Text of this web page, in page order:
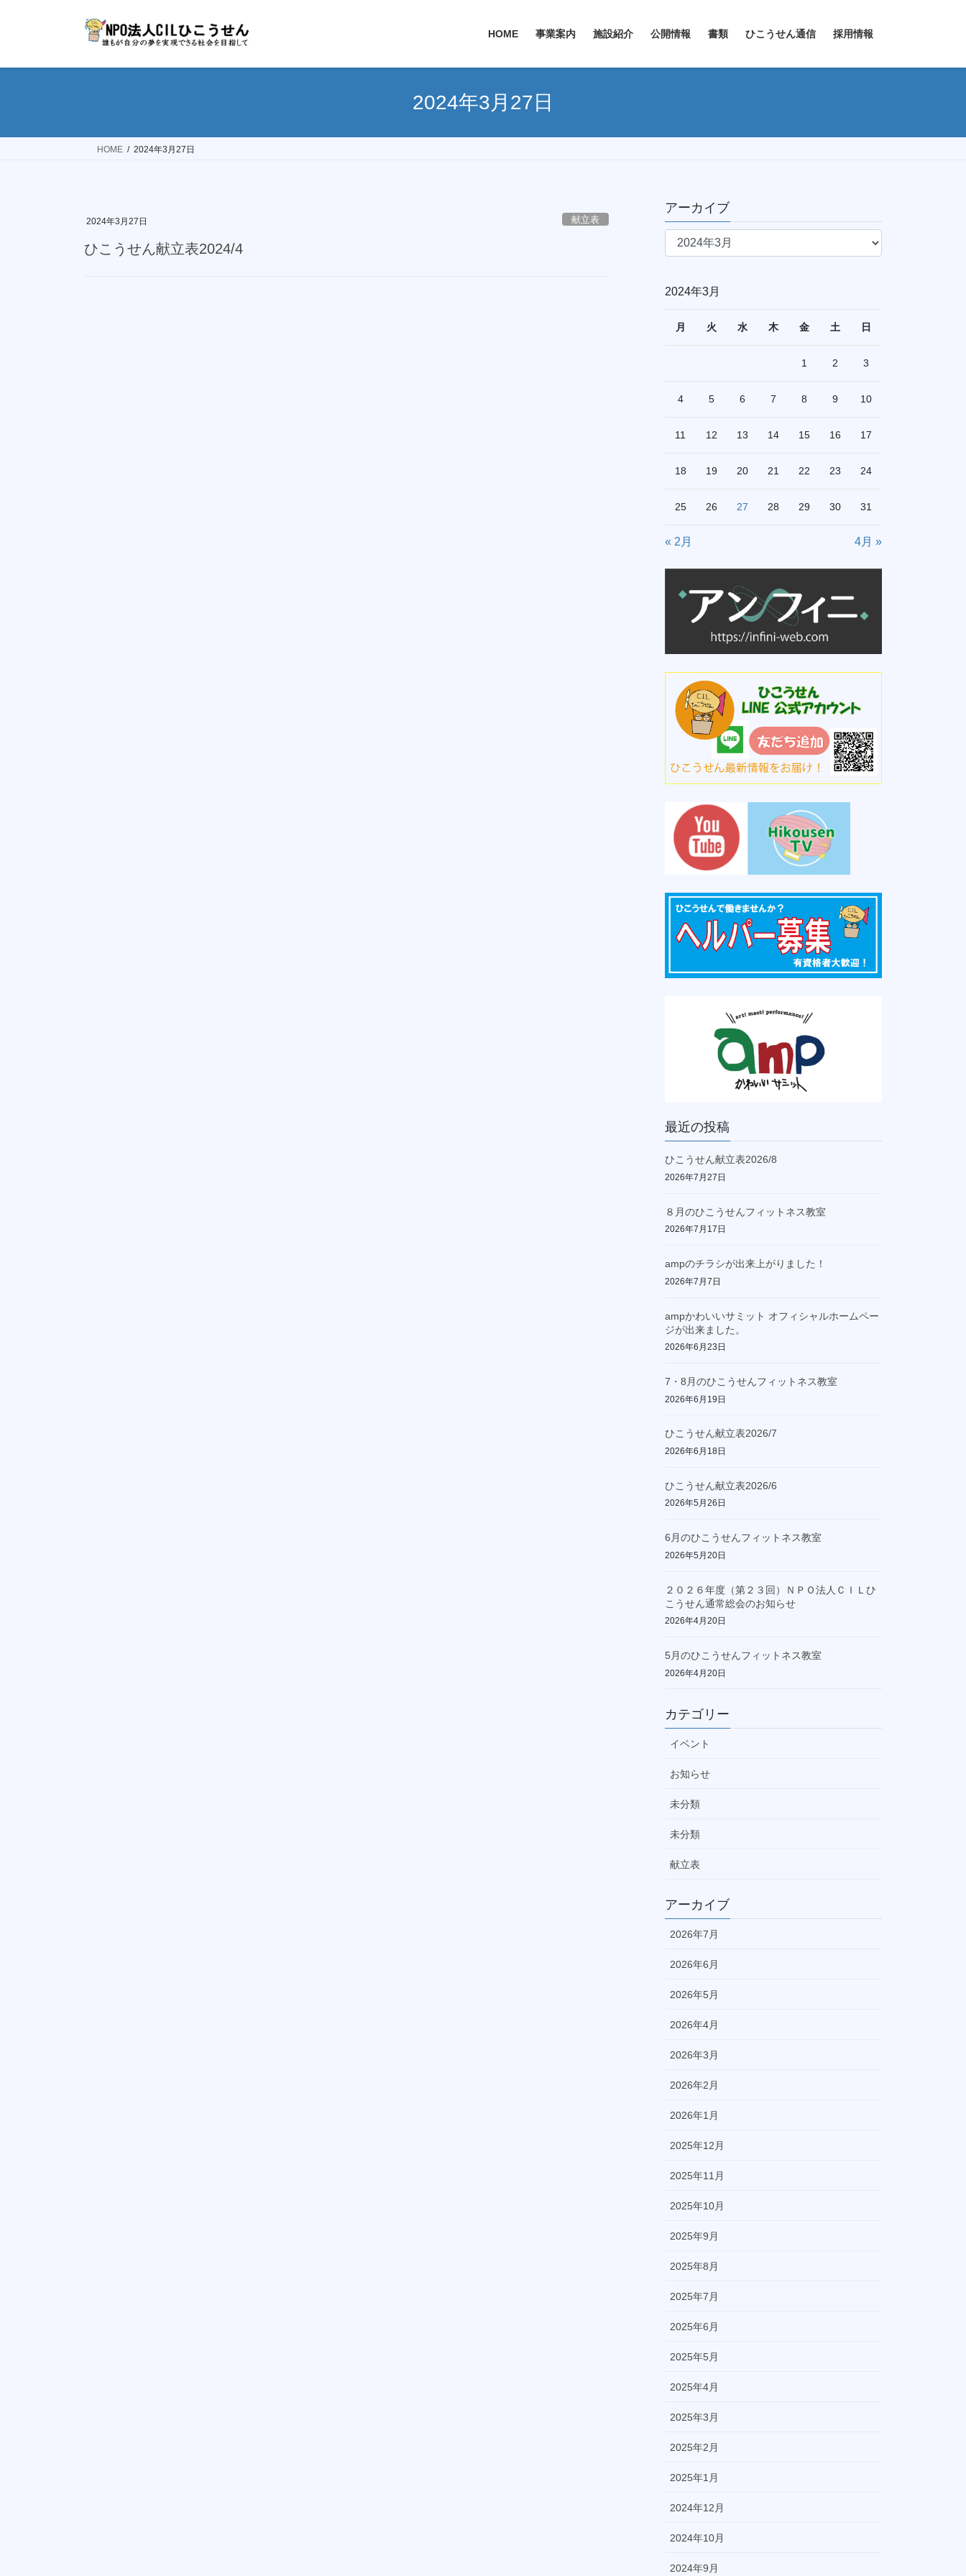
HOME 事業案内 施設紹介 公開情報 書類 ひこうせん通信 採用情報
2024年3月27日
HOME 2024年3月27日
2024年3月27日 献立表
ひこうせん献立表2024/4
アーカイブ
ア
ブ
2024年3月
月 火 水 木 金 土 日
1 2 3
4 5 6 7 8 9 10
11 12 13 14 15 16 17
18 19 20 21 22 23 24
25 26 27 28 29 30 31
« 2月 4月 »
最近の投稿
ひこうせん献立表2026/8
2026年7月27日
８月のひこうせんフィットネス教室
2026年7月17日
ampのチラシが出来上がりました！
2026年7月7日
ampかわいいサミット オフィシャルホームペー
ジが出来ました。
2026年6月23日
7・8月のひこうせんフィットネス教室
2026年6月19日
ひこうせん献立表2026/7
2026年6月18日
ひこうせん献立表2026/6
2026年5月26日
6月のひこうせんフィットネス教室
2026年5月20日
２０２６年度（第２３回）ＮＰＯ法人ＣＩＬひ
こうせん通常総会のお知らせ
2026年4月20日
5月のひこうせんフィットネス教室
2026年4月20日
カテゴリー
イベント
お知らせ
未分類
未分類
献立表
アーカイブ
2026年7月
2026年6月
2026年5月
2026年4月
2026年3月
2026年2月
2026年1月
2025年12月
2025年11月
2025年10月
2025年9月
2025年8月
2025年7月
2025年6月
2025年5月
2025年4月
2025年3月
2025年2月
2025年1月
2024年12月
2024年10月
2024年9月